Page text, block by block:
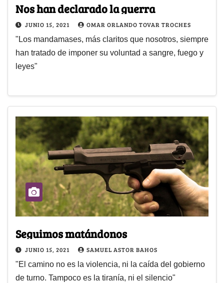
Nos han declarado la guerra
JUNIO 15, 2021 OMAR ORLANDO TOVAR TROCHES
"Los mandamases, más claritos que nosotros, siempre
han tratado de imponer su voluntad a sangre, fuego y
leyes"
Seguimos matándonos
JUNIO 15, 2021 SAMUEL ASTOR BAHOS
"El camino no es la violencia, ni la caída del gobierno
de turno. Tampoco es la tiranía, ni el silencio"